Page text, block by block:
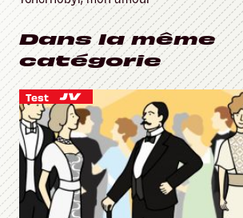
Dans la même
catégorie
Test